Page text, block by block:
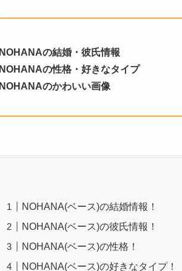
NOHANAの結婚・彼氏情報
NOHANAの性格・好きなタイプ
NOHANAのかわいい画像
NOHANA(ベース)の結婚情報！
NOHANA(ベース)の彼氏情報！
NOHANA(ベース)の性格！
NOHANA(ベース)の好きなタイプ！